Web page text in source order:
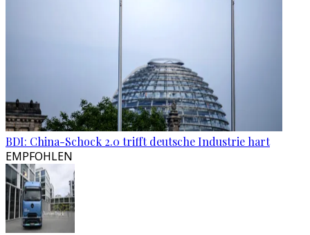
BDI: China-Schock 2.0 trifft deutsche Industrie hart
EMPFOHLEN